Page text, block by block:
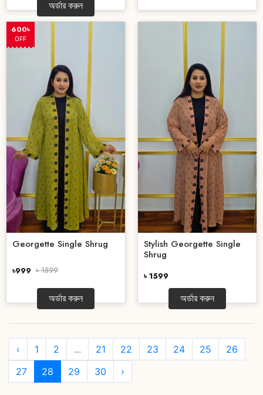
অর্ডার করুন
600৳
OFF
Georgette Single Shrug
৳999 ৳ 1599
অর্ডার করুন
Stylish Georgette Single
Shrug
৳ 1599
অর্ডার করুন
‹ 1 2 ... 21 22 23 24 25
26
27
28 29 30 ›